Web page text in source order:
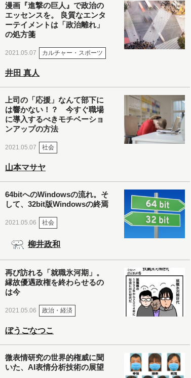
漫画『進撃の巨人』で政治の
エッセンスを。 良質なエンタ
ーテイメントは「政治離れ」
の処方箋
2021.05.07 カルチャー・スポーツ
井田 真人
上司の「応援」なんて部下に
は響かない！？ 今すぐ職場
に導入するべきモチベーショ
ンアップの方法
2021.05.07 社会
山本マサヤ
64bitへのWindowsの流れ。そ
して、32bit版Windowsの終焉
2021.05.06 社会
柳井政和
再び訪れる「就職氷河期」。
縁故優遇政権を終わらせるの
は今
2021.05.06 政治・経済
ぼうごなつこ
微表情研究の世界的権威に聞
いた、AI表情分析技術の展望